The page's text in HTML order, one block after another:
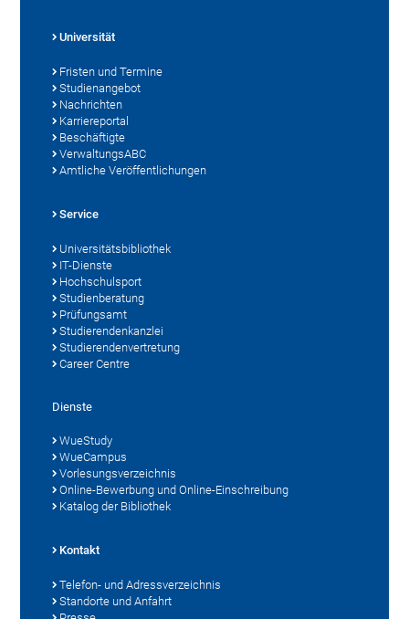
Universität
Fristen und Termine
Studienangebot
Nachrichten
Karriereportal
Beschäftigte
VerwaltungsABC
Amtliche Veröffentlichungen
Service
Universitätsbibliothek
IT-Dienste
Hochschulsport
Studienberatung
Prüfungsamt
Studierendenkanzlei
Studierendenvertretung
Career Centre
Dienste
WueStudy
WueCampus
Vorlesungsverzeichnis
Online-Bewerbung und Online-Einschreibung
Katalog der Bibliothek
Kontakt
Telefon- und Adressverzeichnis
Standorte und Anfahrt